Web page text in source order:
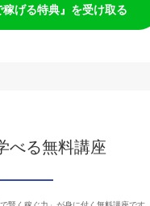
げる特典』を受け取る
べる無料講座